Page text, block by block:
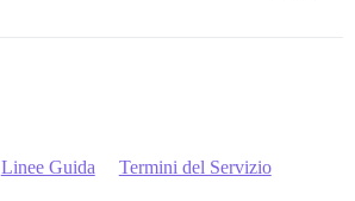
Linee Guida Termini del Servizio